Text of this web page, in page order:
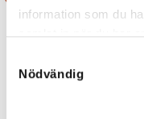
information som du
samlat in när du har
Nödvändig